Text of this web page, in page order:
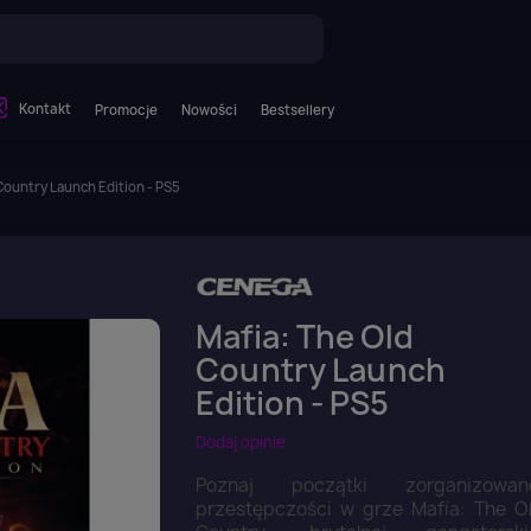
Kontakt Promocje Nowości Bestsellery
Launch Edition - PS5
Mafia: The Old
Country Launch
Edition - PS5
Dodaj opinie
Poznaj początki
przestępczości w grze Mafia: The